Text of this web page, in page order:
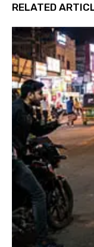
RELATED